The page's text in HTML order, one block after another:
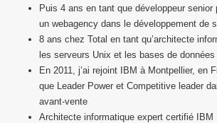
Puis 4 ans en tant que développeur senior
un webagency dans le développement de
8 ans chez Total en tant qu’architecte
les serveurs Unix et les bases de
En 2011, j’ai rejoint IBM à Montpellier, en
que Leader Power et Competitive leader
avant-vente
Architecte informatique expert certifié IBM